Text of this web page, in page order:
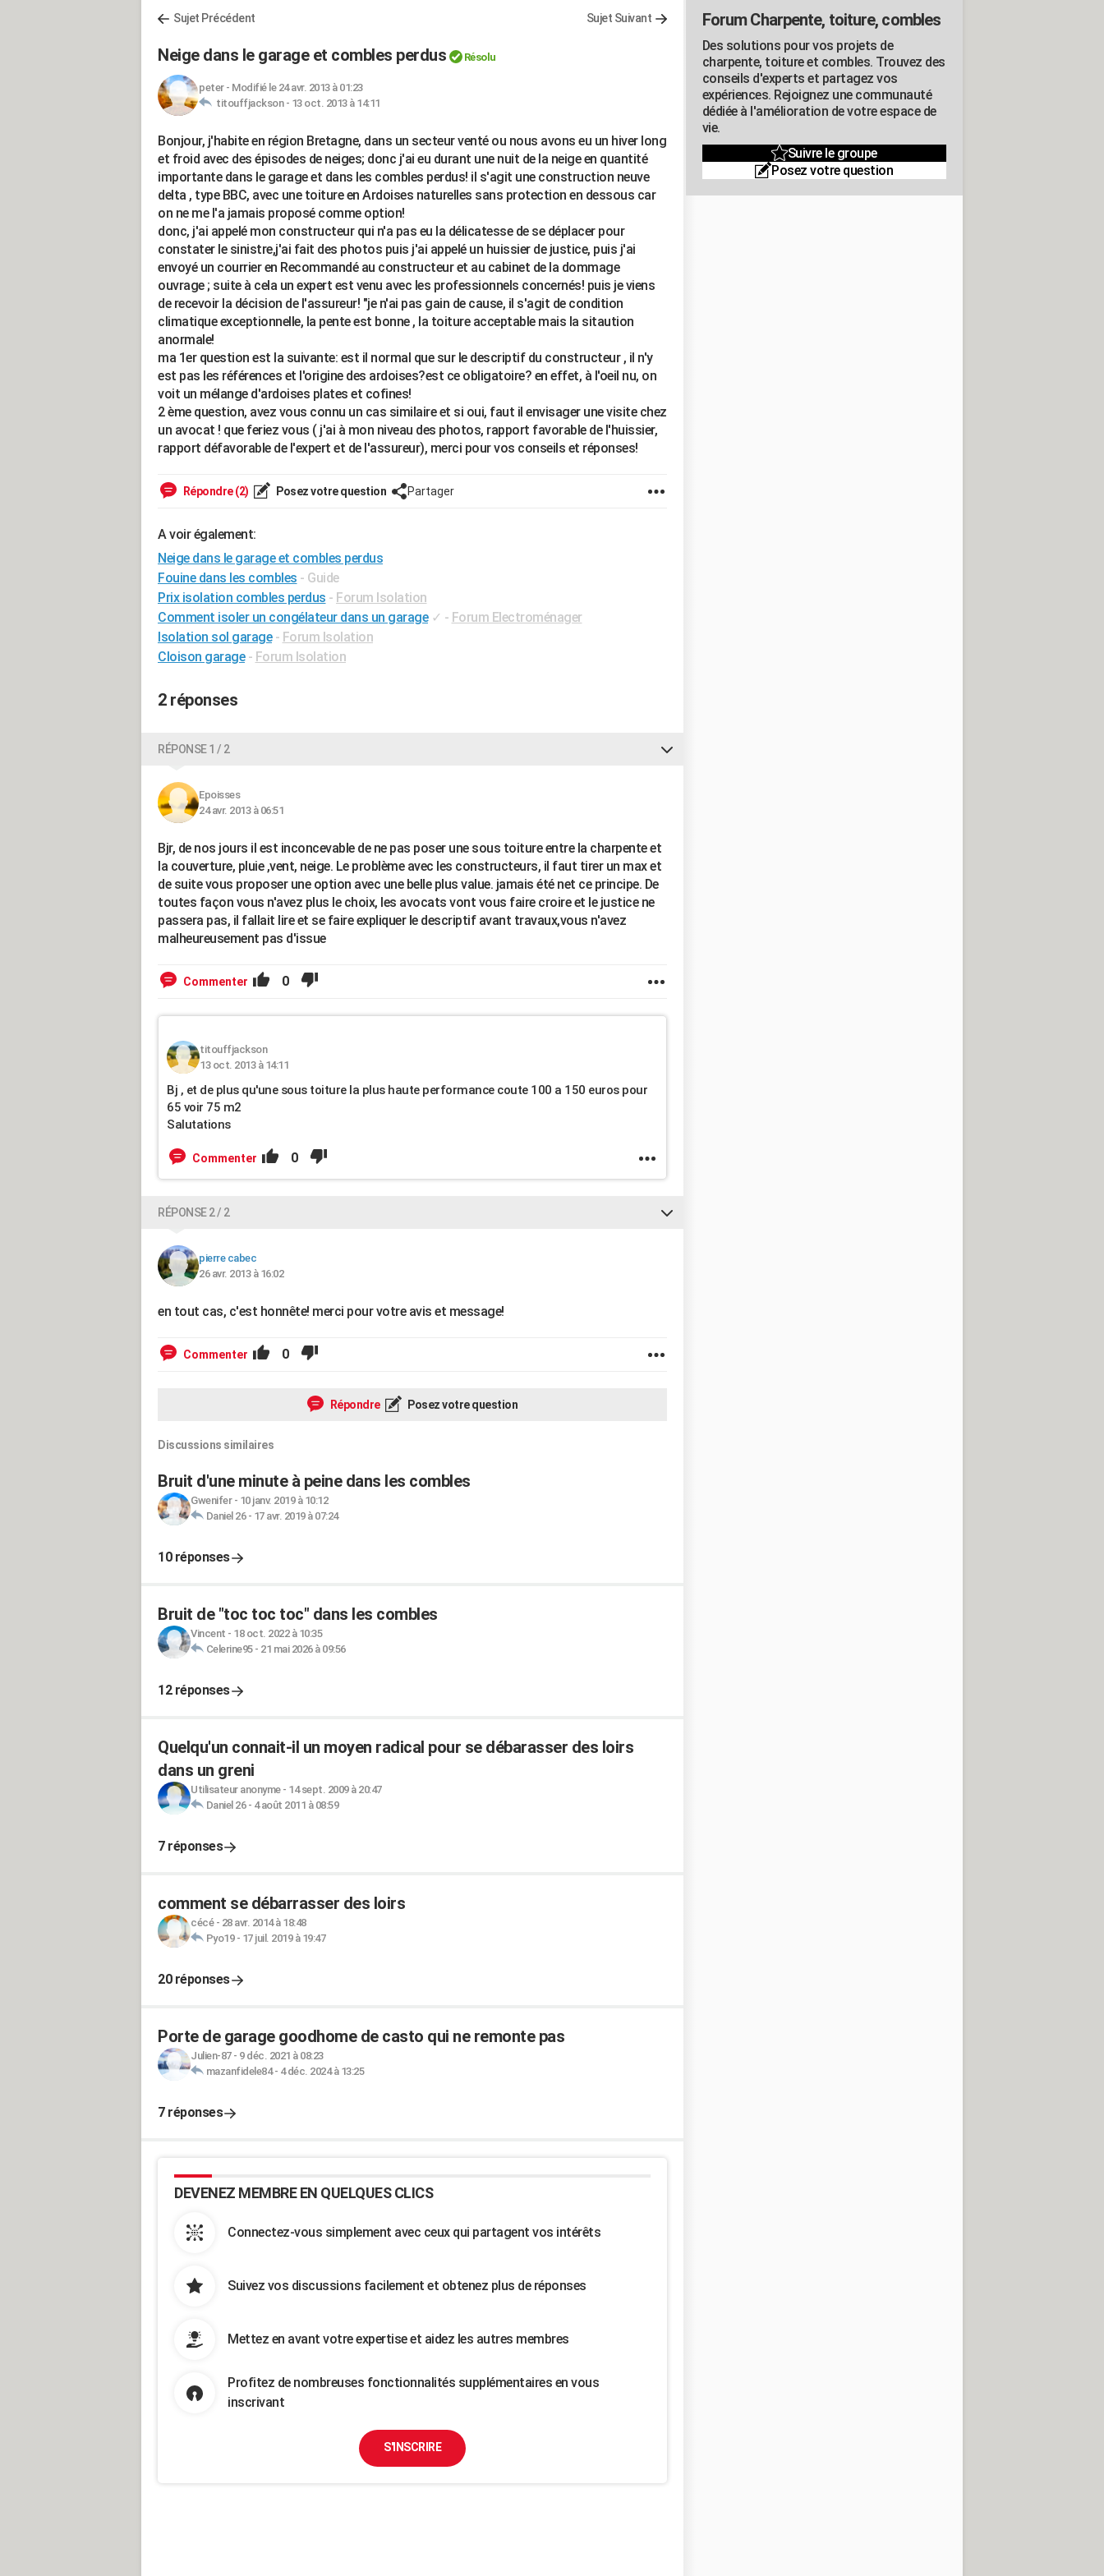
Sujet Précédent Sujet Suivant
Neige dans le garage et combles perdus Résolu
peter- Modifié le 24 avr. 2013 à 01:23
titouffjackson - 13 oct. 2013 à 14:11
Bonjour, j'habite en région Bretagne, dans un secteur venté ou nous avons eu un hiver long
et froid avec des épisodes de neiges; donc j'ai eu durant une nuit de la neige en quantité
importante dans le garage et dans les combles perdus! il s'agit une construction neuve
delta , type BBC, avec une toiture en Ardoises naturelles sans protection en dessous car
on ne me l'a jamais proposé comme option!
donc, j'ai appelé mon constructeur qui n'a pas eu la délicatesse de se déplacer pour
constater le sinistre,j'ai fait des photos puis j'ai appelé un huissier de justice, puis j'ai
envoyé un courrier en Recommandé au constructeur et au cabinet de la dommage
ouvrage ; suite à cela un expert est venu avec les professionnels concernés! puis je viens
de recevoir la décision de l'assureur! "je n'ai pas gain de cause, il s'agit de condition
climatique exceptionnelle, la pente est bonne , la toiture acceptable mais la sitaution
anormale!
ma 1er question est la suivante: est il normal que sur le descriptif du constructeur , il n'y
est pas les références et l'origine des ardoises?est ce obligatoire? en effet, à l'oeil nu, on
voit un mélange d'ardoises plates et cofines!
2 ème question, avez vous connu un cas similaire et si oui, faut il envisager une visite chez
un avocat ! que feriez vous ( j'ai à mon niveau des photos, rapport favorable de l'huissier,
rapport défavorable de l'expert et de l'assureur), merci pour vos conseils et réponses!
Répondre (2) Posez votre question Partager
A voir également:
Neige dans le garage et combles perdus
Fouine dans les combles - Guide
Prix isolation combles perdus - Forum Isolation
Comment isoler un congélateur dans un garage ✓ - Forum Electroménager
Isolation sol garage - Forum Isolation
Cloison garage - Forum Isolation
2 réponses
RÉPONSE 1 / 2
Epoisses
24 avr. 2013 à 06:51
Bjr, de nos jours il est inconcevable de ne pas poser une sous toiture entre la charpente et
la couverture, pluie ,vent, neige. Le problème avec les constructeurs, il faut tirer un max et
de suite vous proposer une option avec une belle plus value. jamais été net ce principe. De
toutes façon vous n'avez plus le choix, les avocats vont vous faire croire et le justice ne
passera pas, il fallait lire et se faire expliquer le descriptif avant travaux,vous n'avez
malheureusement pas d'issue
Commenter 0
titouffjackson
13 oct. 2013 à 14:11
Bj , et de plus qu'une sous toiture la plus haute performance coute 100 a 150 euros pour
65 voir 75 m2
Salutations
Commenter 0
RÉPONSE 2 / 2
pierre cabec
26 avr. 2013 à 16:02
en tout cas, c'est honnête! merci pour votre avis et message!
Commenter 0
Répondre Posez votre question
Discussions similaires
Bruit d'une minute à peine dans les combles
Gwenifer- 10 janv. 2019 à 10:12
Daniel 26- 17 avr. 2019 à 07:24
10 réponses
Bruit de "toc toc toc" dans les combles
Vincent - 18 oct. 2022 à 10:35
Celerine95- 21 mai 2026 à 09:56
12 réponses
Quelqu'un connait-il un moyen radical pour se débarasser des loirs
dans un greni
Utilisateur anonyme- 14 sept. 2009 à 20:47
Daniel 26- 4 août 2011 à 08:59
7 réponses
comment se débarrasser des loirs
cécé- 28 avr. 2014 à 18:48
Pyo19- 17 juil. 2019 à 19:47
20 réponses
Porte de garage goodhome de casto qui ne remonte pas
Julien-87- 9 déc. 2021 à 08:23
mazanfidele84- 4 déc. 2024 à 13:25
7 réponses
DEVENEZ MEMBRE EN QUELQUES CLICS
Connectez-vous simplement avec ceux qui partagent vos intérêts
Suivez vos discussions facilement et obtenez plus de réponses
Mettez en avant votre expertise et aidez les autres membres
Profitez de nombreuses fonctionnalités supplémentaires en vous
inscrivant
S'INSCRIRE
Forum Charpente, toiture, combles
Des solutions pour vos projets de
charpente, toiture et combles. Trouvez des
conseils d'experts et partagez vos
expériences. Rejoignez une communauté
dédiée à l'amélioration de votre espace de
vie.
Suivre le groupe
Posez votre question